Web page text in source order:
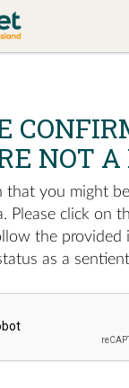
NOT A
that you might
Please click on
the provided
as a